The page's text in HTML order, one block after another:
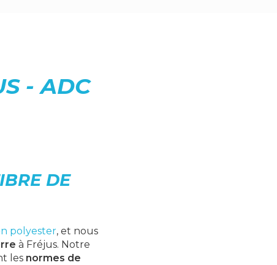
- ADC
DE
polyester, et nous
à Fréjus. Notre
les normes de